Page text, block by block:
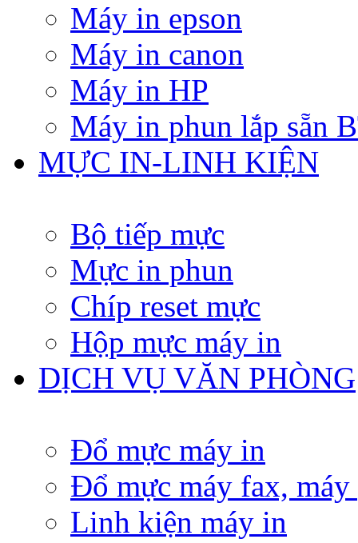
Máy in epson
Máy in canon
Máy in HP
Máy in phun lắp sẵn
MỰC IN-LINH KIỆN
Bộ tiếp mực
Mực in phun
Chíp reset mực
Hộp mực máy in
DỊCH VỤ VĂN PHÒNG
Đổ mực máy in
Đổ mực máy fax, máy
Linh kiện máy in